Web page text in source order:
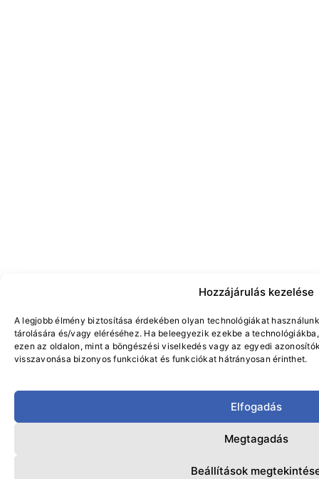
Hozzájárulás kezelése
A legjobb élmény biztosítása érdekében olyan technológiákat
tárolására és/vagy eléréséhez. Ha beleegyezik ezekbe a
ezen az oldalon, mint a böngészési viselkedés vagy az egyedi
visszavonása bizonyos funkciókat és funkciókat hátrányosan érinthet.
Elfogadás
Megtagadás
Beállítások